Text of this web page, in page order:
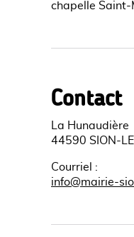
chapelle Saint-
Contact
La Hunaudière
44590 SION-
Courriel
:
info@mairie-